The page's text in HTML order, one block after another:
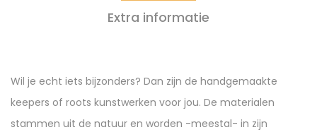
Extra informatie
Wil je echt iets bijzonders? Dan zijn de handgemaakte
keepers of roots kunstwerken voor jou. De materialen
stammen uit de natuur en worden -meestal- in zijn